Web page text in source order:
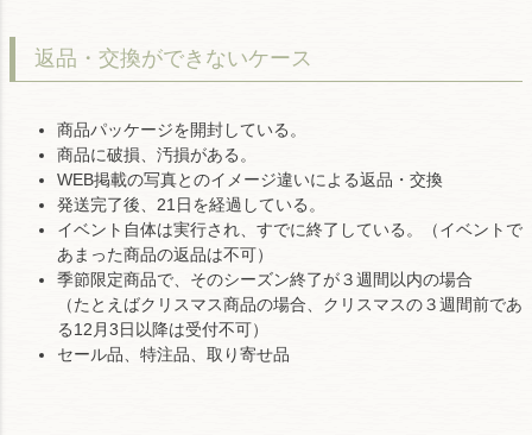
返品・交換ができないケース
商品パッケージを開封している。
商品に破損、汚損がある。
WEB掲載の写真とのイメージ違いによる返品・交換
発送完了後、21日を経過している。
イベント自体は実行され、すでに終了している。（イベントで
あまった商品の返品は不可）
季節限定商品で、そのシーズン終了が３週間以内の場合
（たとえばクリスマス商品の場合、クリスマスの３週間前であ
る12月3日以降は受付不可）
セール品、特注品、取り寄せ品